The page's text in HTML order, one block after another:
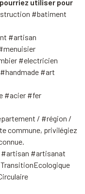
utiliser pour
#batiment
#artisan
#electricien
#art
#acier #fer
/ #région /
commune, privilégiez
#artisanat